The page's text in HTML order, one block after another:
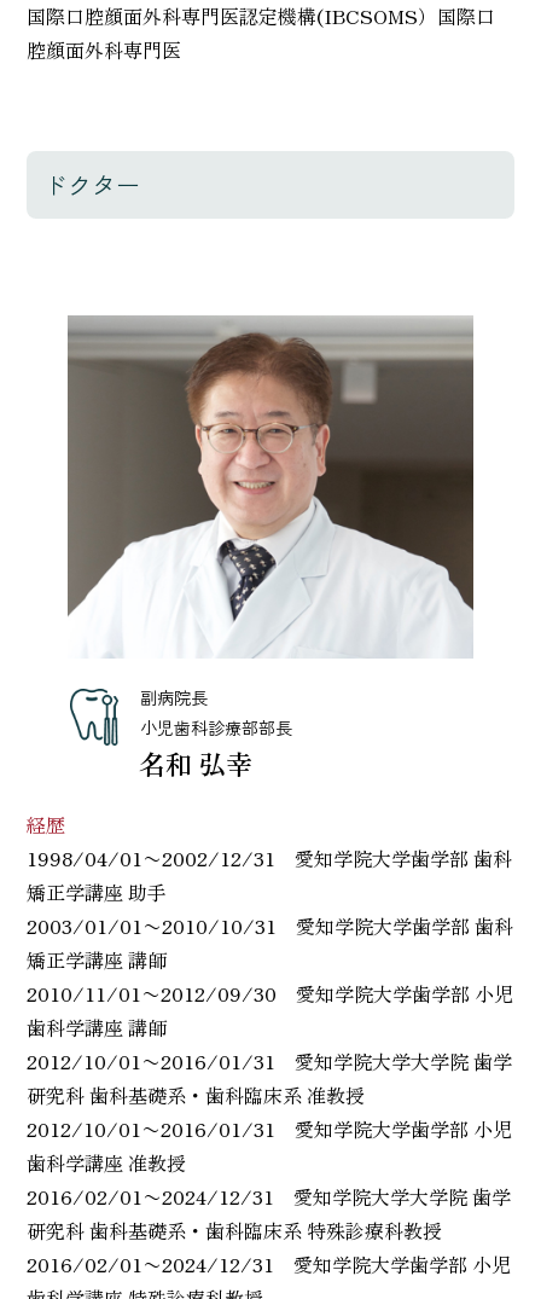
国際口腔顔面外科専門医認定機構(IBCSOMS）国際口
腔顔面外科専門医
ドクター
副病院長
小児歯科診療部部長
名和 弘幸
経歴
1998/04/01〜2002/12/31 愛知学院大学歯学部 歯科
矯正学講座 助手
2003/01/01〜2010/10/31 愛知学院大学歯学部 歯科
矯正学講座 講師
2010/11/01〜2012/09/30 愛知学院大学歯学部 小児
歯科学講座 講師
2012/10/01〜2016/01/31 愛知学院大学大学院 歯学
研究科 歯科基礎系・歯科臨床系 准教授
2012/10/01〜2016/01/31 愛知学院大学歯学部 小児
歯科学講座 准教授
2016/02/01〜2024/12/31 愛知学院大学大学院 歯学
研究科 歯科基礎系・歯科臨床系 特殊診療科教授
2016/02/01〜2024/12/31 愛知学院大学歯学部 小児